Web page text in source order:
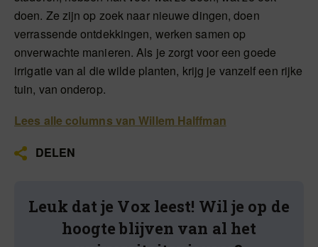
doen. Ze zijn op zoek naar nieuwe dingen, doen
verrassende ontdekkingen, werken samen op
onverwachte manieren. Als je zorgt voor een goede
irrigatie van al die wilde planten, krijg je vanzelf een rijke
tuin, van onderop.
Lees alle columns van Willem Halffman
DELEN
Leuk dat je Vox leest! Wil je op de
hoogte blijven van al het